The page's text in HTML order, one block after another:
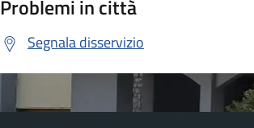
Problemi in città
Segnala disservizio